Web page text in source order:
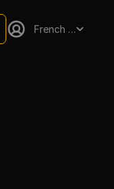
French (France)